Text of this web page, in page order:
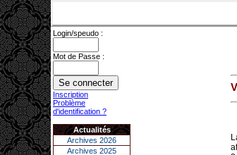
Login/speudo :
Mot de Passe :
Inscription
Problème
d'identification ?
Actualités
Archives 2026
Archives 2025